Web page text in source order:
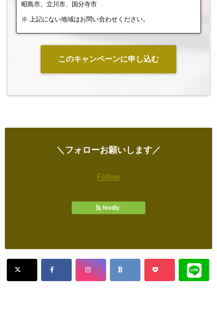
昭島市、立川市、国分寺市
※ 上記にない地域はお問い合わせください。
このキャンペーンに申し込む
＼フォローお願いします／
Follow
feedly